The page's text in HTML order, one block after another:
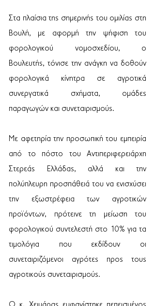
Στα πλαίσια της σημερινής του ομιλίας στη
Βουλή, με αφορμή την ψήφιση του
φορολογικού νομοσχεδίου, ο
Βουλευτής, τόνισε την ανάγκη να δοθούν
φορολογικά κίνητρα σε αγροτικά
συνεργατικά σχήματα, ομάδες
παραγωγών και συνεταιρισμούς.
Με αφετηρία την προσωπική του εμπειρία
από το πόστο του Αντιπεριφερειάρχη
Στερεάς Ελλάδας, αλλά και την
πολύπλευρη προσπάθειά του να ενισχύσει
την εξωστρέφεια των αγροτικών
προϊόντων, πρότεινε τη μείωση του
φορολογικού συντελεστή στο 10% για τα
τιμολόγια που εκδίδουν οι
συνεταιριζόμενοι αγρότες προς τους
αγροτικούς συνεταιρισμούς.